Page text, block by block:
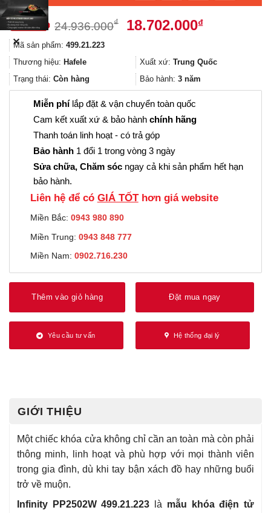
24.936.000₫
Giá
24.936.000₫.
18.702.000₫Giá
là:
Mã sản phẩm: 499.21.223
Thương hiệu: Hafele Xuất xứ: Trung Quốc
Trạng thái: Còn hàng Bảo hành: 3 năm
Miễn phílắp đặt & vận chuyển toàn quốc
Cam kết xuất xứ & bảo hành chính hãng
Thanh toán linh hoạt - có trả góp
Bảo hành 1 đổi 1 trong vòng 3 ngày
Sửa chữa, Chăm sóc ngay cả khi sản phẩm hết hạn
bảo hành.
Liên hệ để có GIÁ TỐThơn giá website
Miền Bắc: 0943 980 890
Miền Trung: 0943 848 777
Miền Nam: 0902.716.230
Thêm vào giỏ hàng Đặt mua ngay
Yêu cầu tư vấn Hệ thống đại lý
GIỚI THIỆU
Một chiếc khóa cửa không chỉ cần an toàn mà còn phải
thông minh, linh hoạt và phù hợp với mọi thành viên
trong gia đình, dù khi tay bận xách đồ hay những buổi
trở về muộn.
Infinity PP2502W 499.21.223 là mẫu khóa điện tử
✕